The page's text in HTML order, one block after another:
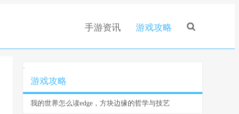
手游资讯 游戏攻略
.
游戏攻略
我的世界怎么读edge，方块边缘的哲学与技艺